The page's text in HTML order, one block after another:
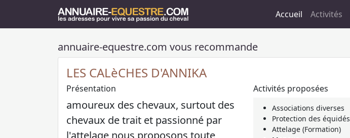
Accueil Activités
annuaire-equestre.com vous recommande
LES CALèCHES D'ANNIKA
Présentation
amoureux des chevaux, surtout des
chevaux de trait et passionné par
l'attelage nous proposons toute
Activités proposées
Associations diverses
Protection des équidés
Attelage (Formation)